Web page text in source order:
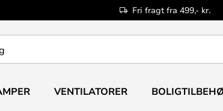
Fri fragt fra 499,- kr.
VENTILATORER